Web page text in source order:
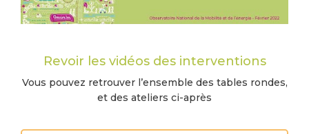
Revoir les vidéos des interventions
Vous pouvez retrouver l’ensemble des tables rondes,
et des ateliers ci-après